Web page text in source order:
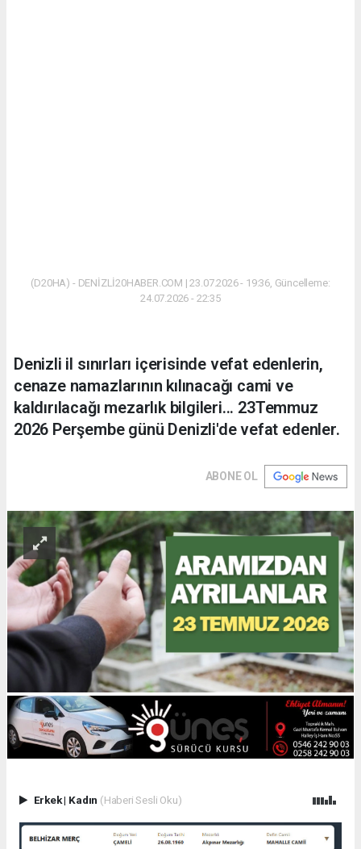
(D20HA) - DENİZLİ20HABER.COM | 23.07.2026 - 19:36, Güncelleme:
24.07.2026 - 22:35
Denizli il sınırları içerisinde vefat edenlerin,
cenaze namazlarının kılınacağı cami ve
kaldırılacağı mezarlık bilgileri... 23Temmuz
2026 Perşembe günü Denizli'de vefat edenler.
ABONE OL
Erkek| Kadın (Haberi Sesli Oku)